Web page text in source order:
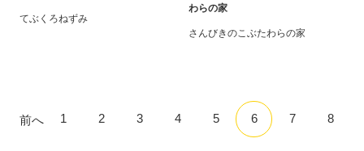
てぶくろねずみ
わらの家
さんびきのこぶたわらの家
前へ 1 2 3 4 5 6 7 8